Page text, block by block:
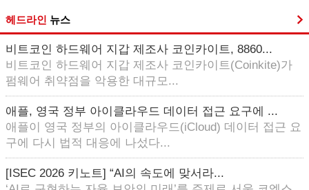
헤드라인 뉴스
비트코인 하드웨어 지갑 제조사 코인카이트, 8860...
비트코인 하드웨어 지갑 제조사 코인카이트(Coinkite)가
펌웨어 취약점을 악용한 대규모...
애플, 영국 정부 아이클라우드 데이터 접근 요구에 ...
애플이 영국 정부의 아이클라우드(iCloud) 데이터 접근 요
구에 다시 법적 대응에 나섰다...
[ISEC 2026 키노트] “AI의 속도에 맞서라...